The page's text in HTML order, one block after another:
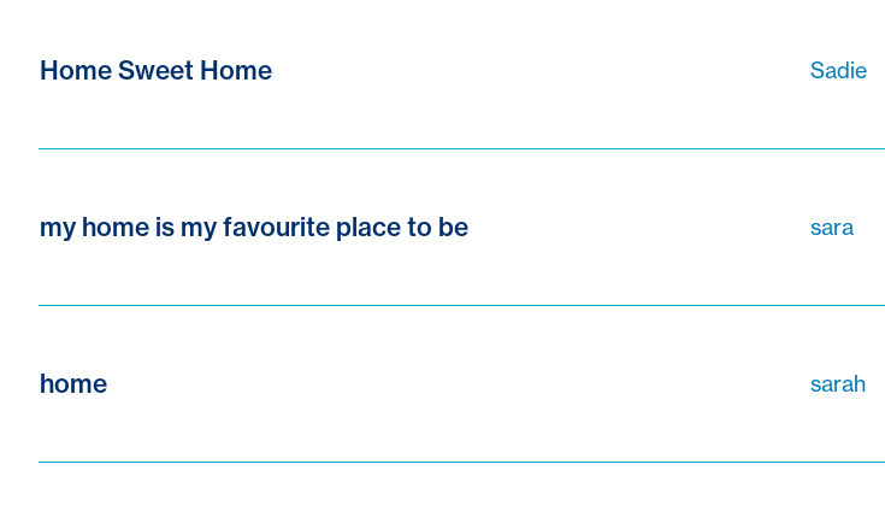
Home Sweet Home Sadie
my home is my favourite place to be sara
home sarah